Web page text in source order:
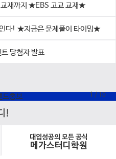
재까지 ★EBS 고교 교재★
다! ★지금은 문제풀이 타이밍★
당첨자 발표
1 / 10
!
대입성공의 모든 공식
메가스터디학원